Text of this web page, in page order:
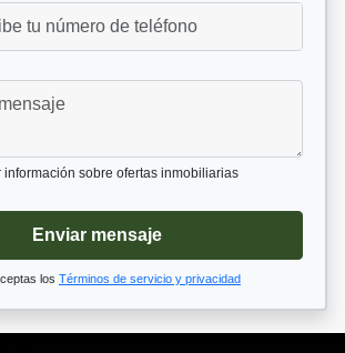
información sobre ofertas inmobiliarias
Enviar mensaje
los Términos de servicio y privacidad